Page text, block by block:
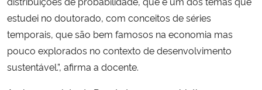
estudei no doutorado, com conceitos de séries
temporais, que são bem famosos na economia mas
pouco explorados no contexto de desenvolvimento
sustentável.”, afirma a docente.